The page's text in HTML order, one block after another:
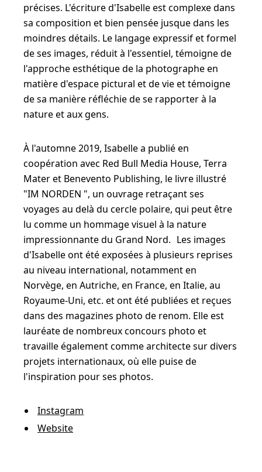
précises. L'écriture d'Isabelle est complexe dans
sa composition et bien pensée jusque dans les
moindres détails. Le langage expressif et formel
de ses images, réduit à l'essentiel, témoigne de
l'approche esthétique de la photographe en
matière d'espace pictural et de vie et témoigne
de sa manière réfléchie de se rapporter à la
nature et aux gens.
À l'automne 2019, Isabelle a publié en
coopération avec Red Bull Media House, Terra
Mater et Benevento Publishing, le livre illustré
"IM NORDEN ", un ouvrage retraçant ses
voyages au delà du cercle polaire, qui peut être
lu comme un hommage visuel à la nature
impressionnante du Grand Nord. Les images
d'Isabelle ont été exposées à plusieurs reprises
au niveau international, notamment en
Norvège, en Autriche, en France, en Italie, au
Royaume-Uni, etc. et ont été publiées et reçues
dans des magazines photo de renom. Elle est
lauréate de nombreux concours photo et
travaille également comme architecte sur divers
projets internationaux, où elle puise de
l'inspiration pour ses photos.
Instagram
Website